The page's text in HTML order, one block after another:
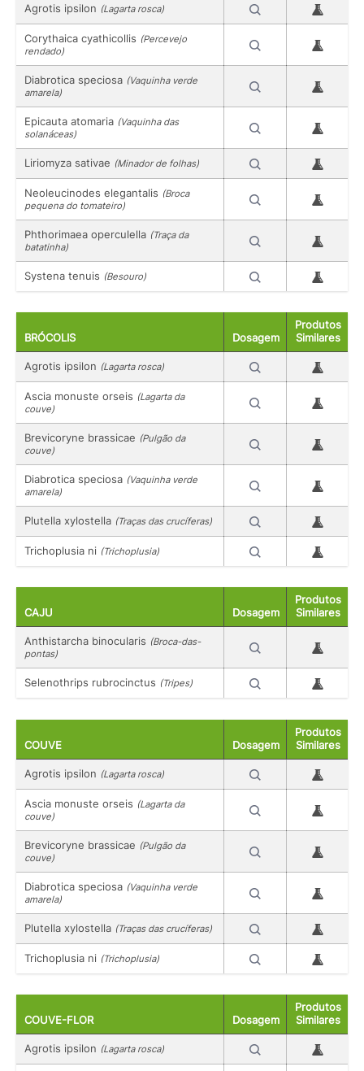
Agrotis ipsilon (Lagarta rosca)
Corythaica cyathicollis (Percevejo
rendado)
Diabrotica speciosa (Vaquinha verde
amarela)
Epicauta atomaria (Vaquinha das
solanáceas)
Liriomyza sativae (Minador de folhas)
Neoleucinodes elegantalis (Broca
pequena do tomateiro)
Phthorimaea operculella (Traça da
batatinha)
Systena tenuis (Besouro)
BRÓCOLIS Dosagem
Produtos
Similares
Agrotis ipsilon (Lagarta rosca)
Ascia monuste orseis (Lagarta da
couve)
Brevicoryne brassicae (Pulgão da
couve)
Diabrotica speciosa (Vaquinha verde
amarela)
Plutella xylostella (Traças das crucíferas)
Trichoplusia ni (Trichoplusia)
CAJU Dosagem
Produtos
Similares
Anthistarcha binocularis (Broca-das-
pontas)
Selenothrips rubrocinctus (Tripes)
COUVE Dosagem
Produtos
Similares
Agrotis ipsilon (Lagarta rosca)
Ascia monuste orseis (Lagarta da
couve)
Brevicoryne brassicae (Pulgão da
couve)
Diabrotica speciosa (Vaquinha verde
amarela)
Plutella xylostella (Traças das crucíferas)
Trichoplusia ni (Trichoplusia)
COUVE-FLOR Dosagem
Produtos
Similares
Agrotis ipsilon (Lagarta rosca)